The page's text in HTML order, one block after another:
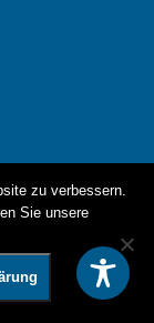
Gütersloh
Theme
zu verbessern.
Sie unsere